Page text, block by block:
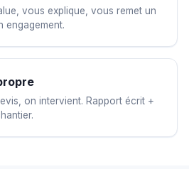
vous explique, vous remet un
engagement.
on intervient. Rapport écrit +